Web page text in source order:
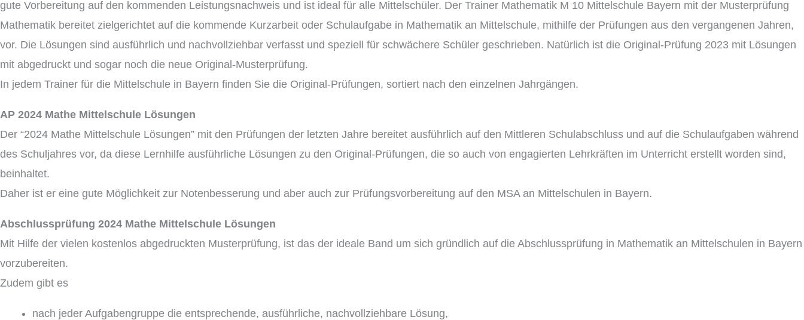
gute Vorbereitung auf den kommenden Leistungsnachweis und ist ideal für alle Mittelschüler. Der Trainer Mathematik M 10 Mittelschule Bayern mit der Musterprüfung
Mathematik bereitet zielgerichtet auf die kommende Kurzarbeit oder Schulaufgabe in Mathematik an Mittelschule, mithilfe der Prüfungen aus den vergangenen Jahren,
vor. Die Lösungen sind ausführlich und nachvollziehbar verfasst und speziell für schwächere Schüler geschrieben. Natürlich ist die Original-Prüfung 2023 mit Lösungen
mit abgedruckt und sogar noch die neue Original-Musterprüfung.
In jedem Trainer für die Mittelschule in Bayern finden Sie die Original-Prüfungen, sortiert nach den einzelnen Jahrgängen.
AP 2024 Mathe Mittelschule Lösungen
Der “2024 Mathe Mittelschule Lösungen” mit den Prüfungen der letzten Jahre bereitet ausführlich auf den Mittleren Schulabschluss und auf die Schulaufgaben während
des Schuljahres vor, da diese Lernhilfe ausführliche Lösungen zu den Original-Prüfungen, die so auch von engagierten Lehrkräften im Unterricht erstellt worden sind,
beinhaltet.
Daher ist er eine gute Möglichkeit zur Notenbesserung und aber auch zur Prüfungsvorbereitung auf den MSA an Mittelschulen in Bayern.
Abschlussprüfung 2024 Mathe Mittelschule Lösungen
Mit Hilfe der vielen kostenlos abgedruckten Musterprüfung, ist das der ideale Band um sich gründlich auf die Abschlussprüfung in Mathematik an Mittelschulen in Bayern
vorzubereiten.
Zudem gibt es
nach jeder Aufgabengruppe die entsprechende, ausführliche, nachvollziehbare Lösung,